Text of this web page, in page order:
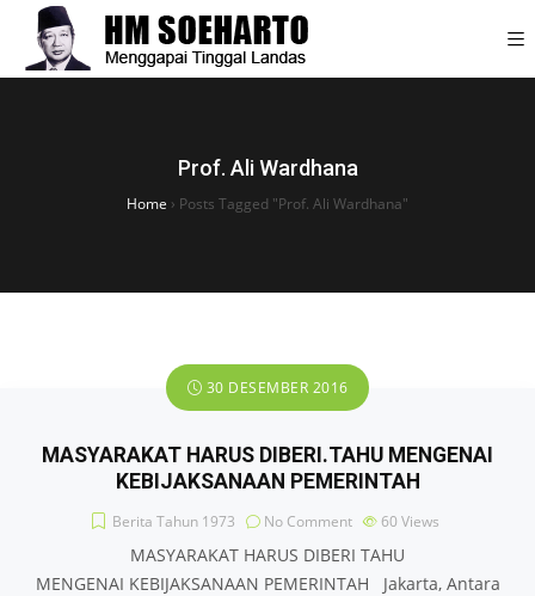
Prof. Ali Wardhana
Home › Posts Tagged "Prof. Ali Wardhana"
30 DESEMBER 2016
MASYARAKAT HARUS DIBERI.TAHU MENGENAI
KEBIJAKSANAAN PEMERINTAH
Berita Tahun 1973 No Comment 60 Views
MASYARAKAT HARUS DIBERI TAHU
MENGENAI KEBIJAKSANAAN PEMERINTAH Jakarta, Antara